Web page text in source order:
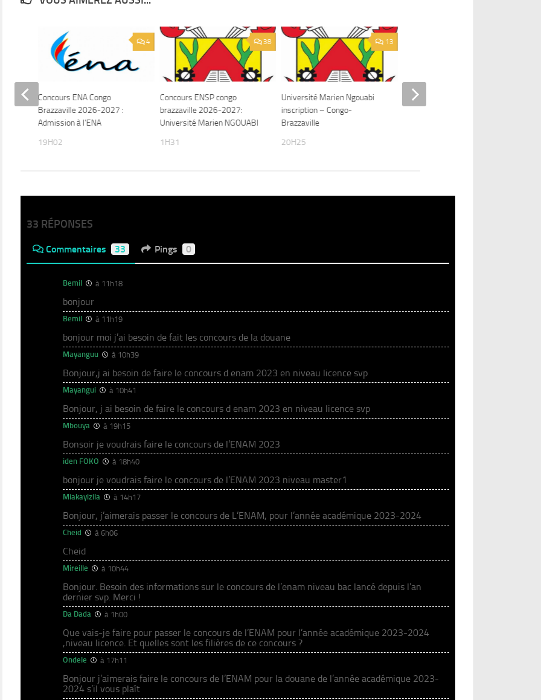
38
Concours ENSP congo
brazzaville 2026-2027:
Université Marien NGOUABI
1H31
13
Université Marien Ngouabi
inscription – Congo-
Brazzaville
20H25
Admission Ecole Nationale
4
Concours ENA Congo
Brazzaville 2026-2027 :
Admission à l’ENA
19H02
33 RÉPONSES
Commentaires 33 Pings 0
Bemil à 11h18
bonjour
Bemil à 11h19
bonjour moi j’ai besoin de fait les concours de la douane
Mayanguu à 10h39
Bonjour,j ai besoin de faire le concours d enam 2023 en niveau licence svp
Mayangui à 10h41
Bonjour, j ai besoin de faire le concours d enam 2023 en niveau licence svp
Mbouya à 19h15
Bonsoir je voudrais faire le concours de l’ENAM 2023
iden FOKO à 18h40
bonjour je voudrais faire le concours de l’ENAM 2023 niveau master1
Miakayizila à 14h17
Bonjour, j’aimerais passer le concours de L’ENAM, pour l’année académique 2023-2024
Cheid à 6h06
Cheid
Mireille à 10h44
Bonjour. Besoin des informations sur le concours de l’enam niveau bac lancé depuis l’an
dernier svp. Merci !
Da Dada à 1h00
Que vais-je faire pour passer le concours de l’ENAM pour l’année académique 2023-2024
,niveau licence. Et quelles sont les filières de ce concours ?
Ondele à 17h11
Bonjour j’aimerais faire le concours de l’ENAM pour la douane de l’année académique 2023-
2024 s’il vous plaît